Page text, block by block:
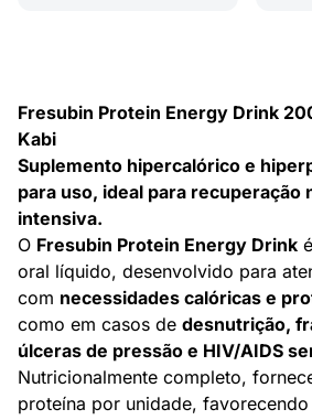
Fresubin Protein Energy Drink
Kabi
Suplemento hipercalórico e
para uso, ideal para recuperação
intensiva.
O Fresubin Protein Energy Drink
oral líquido, desenvolvido para
com necessidades calóricas e
como em casos de desnutrição,
úlceras de pressão e HIV/AIDS
Nutricionalmente completo,
proteína por unidade,